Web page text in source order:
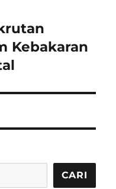
Kebakaran
CARI